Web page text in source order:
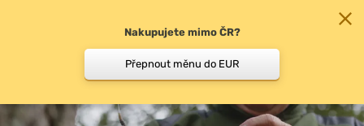
Nakupujete mimo ČR?
Přepnout měnu do EUR